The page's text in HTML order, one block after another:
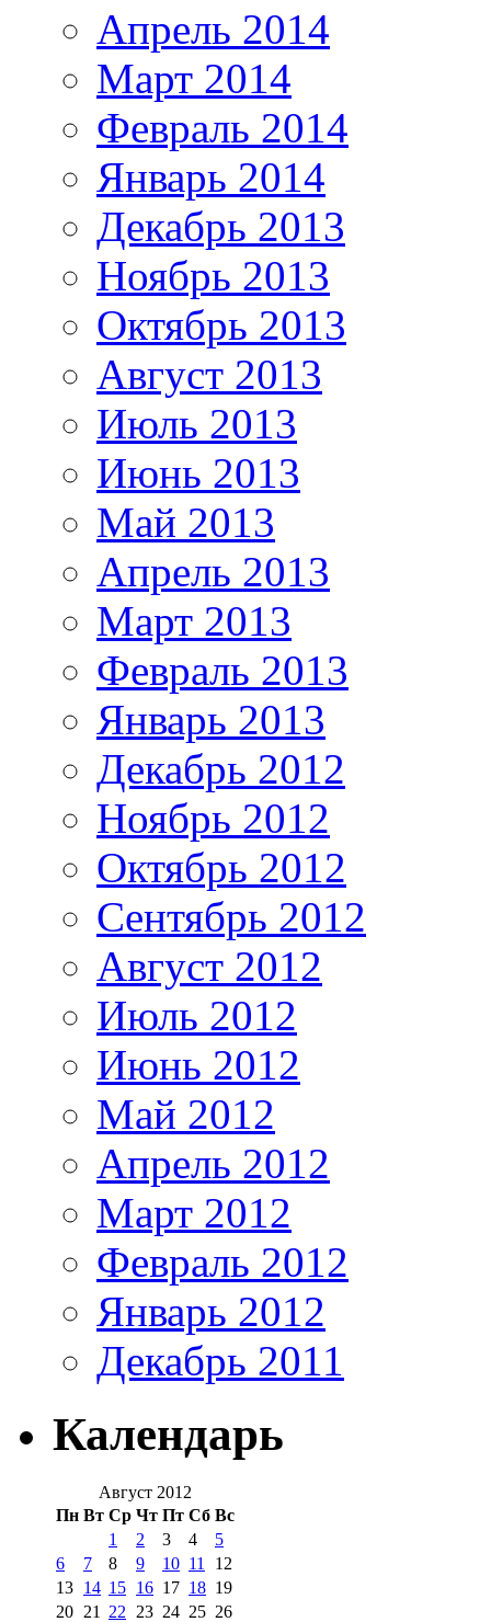
Апрель 2014
Март 2014
Февраль 2014
Январь 2014
Декабрь 2013
Ноябрь 2013
Октябрь 2013
Август 2013
Июль 2013
Июнь 2013
Май 2013
Апрель 2013
Март 2013
Февраль 2013
Январь 2013
Декабрь 2012
Ноябрь 2012
Октябрь 2012
Сентябрь 2012
Август 2012
Июль 2012
Июнь 2012
Май 2012
Апрель 2012
Март 2012
Февраль 2012
Январь 2012
Декабрь 2011
Календарь
Август 2012
Пн Вт Ср Чт Пт Сб Вс
1 2 3 4
5
6
7 8 9 10 11
12
13 14 15 16 17 18 19
20 21 22 23 24 25 26